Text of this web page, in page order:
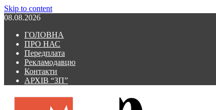
Skip to content
08.08.2026
ГОЛОВНА
ПРО НАС
Передплата
Рекламодавцю
Контакти
АРХІВ “ЗП”